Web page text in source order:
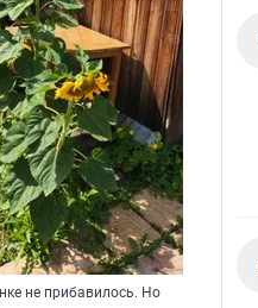
не прибавилось. Но